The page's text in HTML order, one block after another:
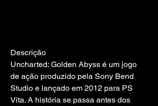
Descrição
Uncharted: Golden Abyss é um jogo
de ação produzido pela Sony Bend
Studio e lançado em 2012 para PS
Vita. A história se passa antes dos